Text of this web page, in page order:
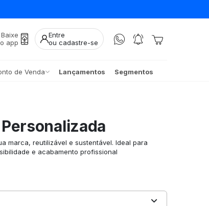
Baixe
o app
Entre
ou cadastre-se
de Venda Lançamentos Segmentos
marca, reutilizável e sustentável. Ideal para
e acabamento profissional